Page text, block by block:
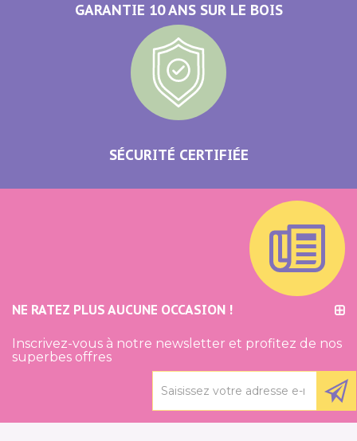
GARANTIE 10 ANS SUR LE BOIS
SÉCURITÉ CERTIFIÉE
NE RATEZ PLUS AUCUNE OCCASION !
Inscrivez-vous à notre newsletter et profitez de nos
superbes offres